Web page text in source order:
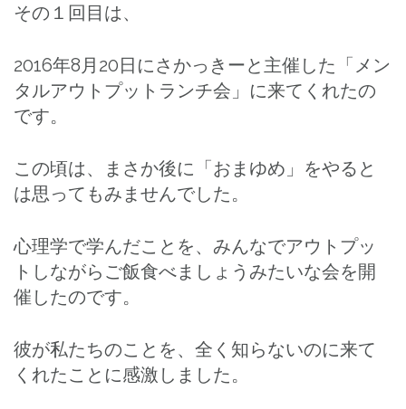
その１回目は、
2016年8月20日にさかっきーと主催した「メン
タルアウトプットランチ会」に来てくれたの
です。
この頃は、まさか後に「おまゆめ」をやると
は思ってもみませんでした。
心理学で学んだことを、みんなでアウトプッ
トしながらご飯食べましょうみたいな会を開
催したのです。
彼が私たちのことを、全く知らないのに来て
くれたことに感激しました。